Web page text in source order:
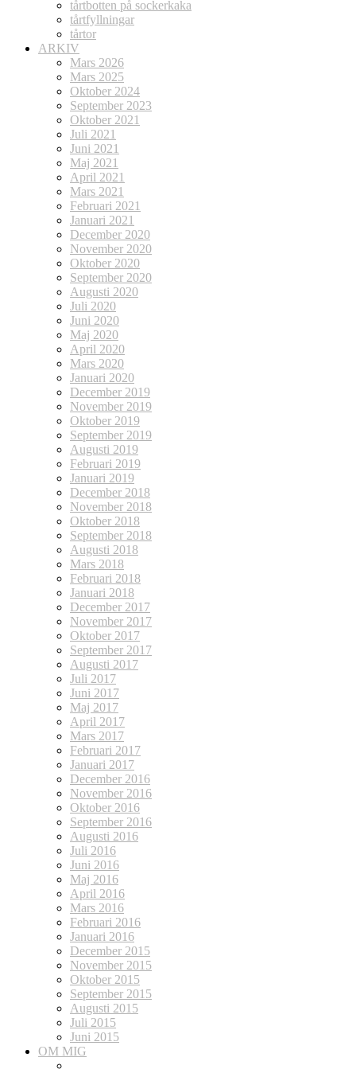
tårtbotten på sockerkaka
tårtfyllningar
tårtor
ARKIV
Mars 2026
Mars 2025
Oktober 2024
September 2023
Oktober 2021
Juli 2021
Juni 2021
Maj 2021
April 2021
Mars 2021
Februari 2021
Januari 2021
December 2020
November 2020
Oktober 2020
September 2020
Augusti 2020
Juli 2020
Juni 2020
Maj 2020
April 2020
Mars 2020
Januari 2020
December 2019
November 2019
Oktober 2019
September 2019
Augusti 2019
Februari 2019
Januari 2019
December 2018
November 2018
Oktober 2018
September 2018
Augusti 2018
Mars 2018
Februari 2018
Januari 2018
December 2017
November 2017
Oktober 2017
September 2017
Augusti 2017
Juli 2017
Juni 2017
Maj 2017
April 2017
Mars 2017
Februari 2017
Januari 2017
December 2016
November 2016
Oktober 2016
September 2016
Augusti 2016
Juli 2016
Juni 2016
Maj 2016
April 2016
Mars 2016
Februari 2016
Januari 2016
December 2015
November 2015
Oktober 2015
September 2015
Augusti 2015
Juli 2015
Juni 2015
OM MIG